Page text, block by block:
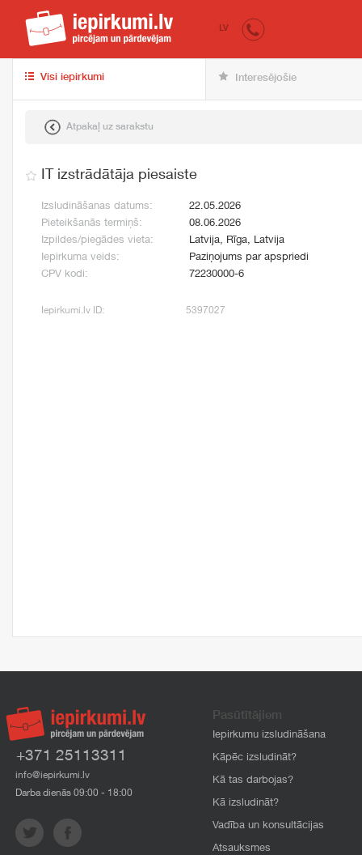
iepirkumi.lv
LV
Visi iepirkumi Interesējošie
Atpakaļ uz sarakstu
IT izstrādātāja piesaiste
Izsludināšanas datums:
22.05.2026
Pieteikšanās termiņš:
08.06.2026
Izpildes/piegādes vieta:
Latvija, Rīga, Latvija
Iepirkuma veids:
Paziņojums par apspriedi
CPV kodi:
72230000-6
Iepirkumi.lv ID: 5397027
+371 25113311
info@iepirkumi.lv
Darba dienās 09:00 - 18:00
Pasūtītājiem
Iepirkumu izsludināšana
Kāpēc izsludināt?
Kā tas darbojas?
Kā izsludināt?
Vadība un konsultācijas
Atsauksmes